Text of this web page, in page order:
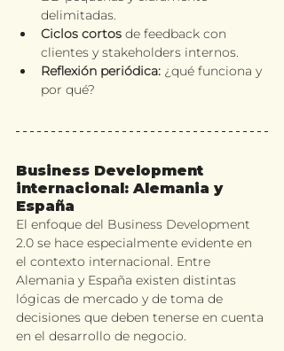
delimitadas.
Ciclos cortos de feedback con
clientes y stakeholders internos.
Reflexión periódica: ¿qué funciona y
por qué?
Business Development
internacional: Alemania y
España
El enfoque del Business Development
2.0 se hace especialmente evidente en
el contexto internacional. Entre
Alemania y España existen distintas
lógicas de mercado y de toma de
decisiones que deben tenerse en cuenta
en el desarrollo de negocio.